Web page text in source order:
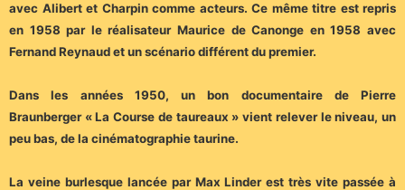
avec Alibert et Charpin comme acteurs. Ce même titre est repris
en 1958 par le réalisateur Maurice de Canonge en 1958 avec
Fernand Reynaud et un scénario différent du premier.
Dans les années 1950, un bon documentaire de Pierre
Braunberger « La Course de taureaux » vient relever le niveau, un
peu bas, de la cinématographie taurine.
La veine burlesque lancée par Max Linder est très vite passée à